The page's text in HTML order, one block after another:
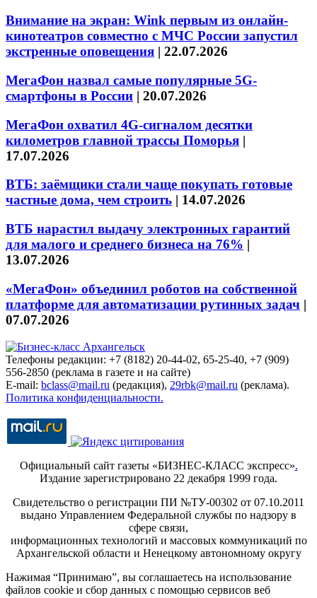
Внимание на экран: Wink первым из онлайн-
кинотеатров совместно с МЧС России запустил
экстренные оповещения | 22.07.2026
МегаФон назвал самые популярные 5G-
смартфоны в России | 20.07.2026
МегаФон охватил 4G-сигналом десятки
километров главной трассы Поморья |
17.07.2026
ВТБ: заёмщики стали чаще покупать готовые
частные дома, чем строить | 14.07.2026
ВТБ нарастил выдачу электронных гарантий
для малого и среднего бизнеса на 76% |
13.07.2026
«МегаФон» объединил роботов на собственной
платформе для автоматизации рутинных задач |
07.07.2026
Телефоны редакции: +7 (8182) 20-44-02, 65-25-40, +7 (909)
556-2850 (реклама в газете и на сайте)
E-mail: bclass@mail.ru (редакция), 29rbk@mail.ru (реклама).
Политика конфиденциальности.
Официальный сайт газеты «БИЗНЕС-КЛАСС экспресс».
Издание зарегистрировано 22 декабря 1999 года.
Свидетельство о регистрации ПИ №ТУ-00302 от 07.10.2011
выдано Управлением Федеральной службы по надзору в
сфере связи,
информационных технологий и массовых коммуникаций по
Архангельской области и Ненецкому автономному округу
Нажимая “Принимаю”, вы соглашаетесь на использование
файлов cookie и сбор данных с помощью сервисов веб